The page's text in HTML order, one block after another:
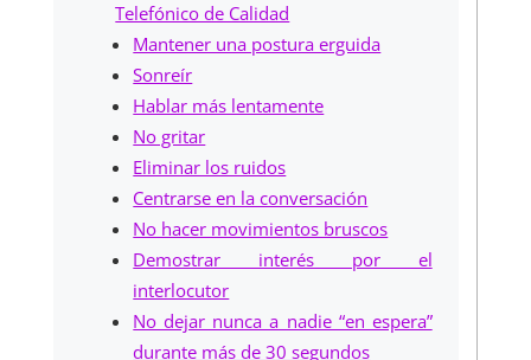
Telefónico de Calidad
Mantener una postura erguida
Sonreír
Hablar más lentamente
No gritar
Eliminar los ruidos
Centrarse en la conversación
No hacer movimientos bruscos
Demostrar interés por el
interlocutor
No dejar nunca a nadie “en espera”
durante más de 30 segundos